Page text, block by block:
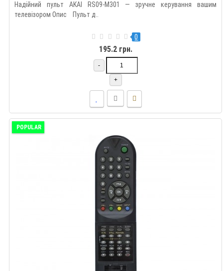
Надійний пульт AKAI RS09-M301 — зручне керування вашим
телевізором Опис Пульт д..
0
195.2 грн.
-
+
POPULAR